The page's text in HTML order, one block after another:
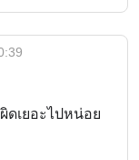
ดเยอะไปหน่อย